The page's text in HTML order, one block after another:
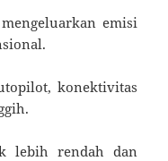
emisi
konektivitas
lebih rendah dan